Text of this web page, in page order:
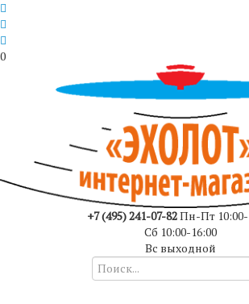
0
+7 (495) 241-07-82Пн-Пт 10:00-
Сб 10:00-16:00
Вс выходной